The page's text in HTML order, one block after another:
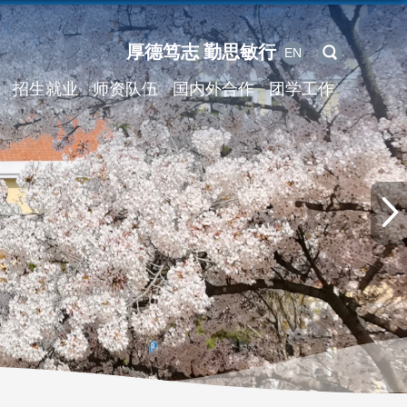
厚德笃志 勤思敏行 EN
招生就业 师资队伍 国内外合作 团学工作